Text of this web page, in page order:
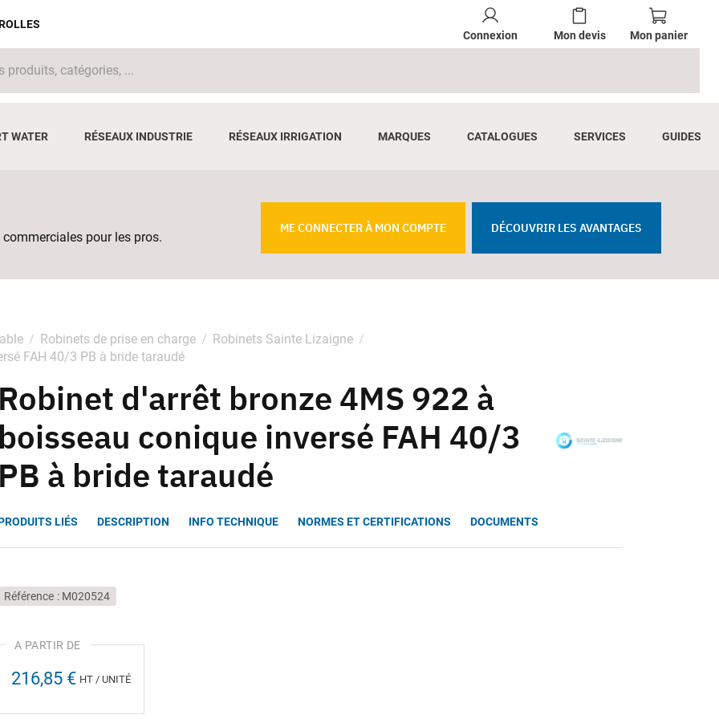
Connexion Mon devis Mon panier
WATER RÉSEAUX INDUSTRIE RÉSEAUX IRRIGATION MARQUES CATALOGUES SERVICES GUIDES
pour les pros.
ME CONNECTER À MON COMPTE DÉCOUVRIR LES AVANTAGES
Robinets de prise en charge
Robinets Sainte Lizaigne
FAH 40/3 PB à bride taraudé
Robinet d'arrêt bronze 4MS 922 à
boisseau conique inversé FAH 40/3
PB à bride taraudé
LIÉS DESCRIPTION INFO TECHNIQUE NORMES ET CERTIFICATIONS DOCUMENTS
Référence M020524
216,85 € HT / UNITÉ